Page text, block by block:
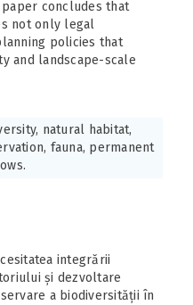
concludes that
not only legal
policies that
and landscape-scale
natural habitat,
fauna, permanent
integrării
și dezvoltare
a biodiversității în